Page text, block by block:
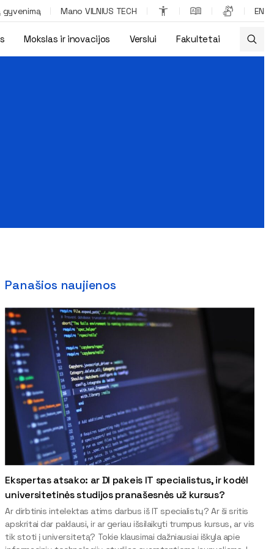
gyvenimą Mano VILNIUS TECH EN
Mokslas ir inovacijos Verslui Fakultetai
Panašios naujienos
Ekspertas atsako: ar DI pakeis IT specialistus, ir kodėl
universitetinės studijos pranašesnės už kursus?
Ar dirbtinis intelektas atims darbus iš IT specialistų? Ar ši sritis
apskritai dar paklausi, ir ar geriau išsilaikyti trumpus kursus, ar vis
tik stoti į universitetą? Tokie klausimai dažniausiai iškyla apie